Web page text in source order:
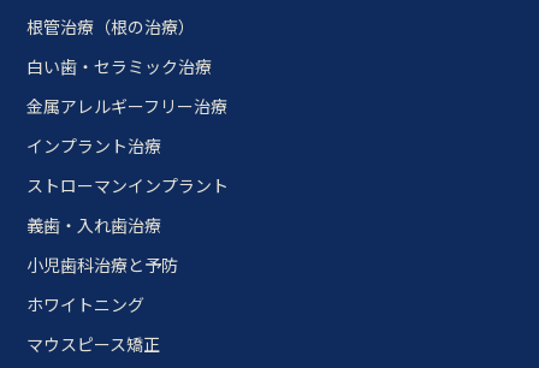
根管治療（根の治療）
白い歯・セラミック治療
金属アレルギーフリー治療
インプラント治療
ストローマンインプラント
義歯・入れ歯治療
小児歯科治療と予防
ホワイトニング
マウスピース矯正